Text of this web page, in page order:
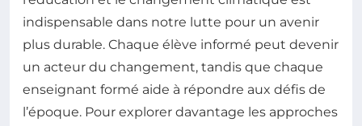
indispensable dans notre lutte pour un avenir
plus durable. Chaque élève informé peut devenir
un acteur du changement, tandis que chaque
enseignant formé aide à répondre aux défis de
l’époque. Pour explorer davantage les approches